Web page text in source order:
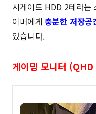
시게이트 HDD 2테라는
이머에게 충분한 저장공
있습니다.
게이밍 모니터 (QHD